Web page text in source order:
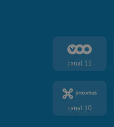
canal 11
canal 10